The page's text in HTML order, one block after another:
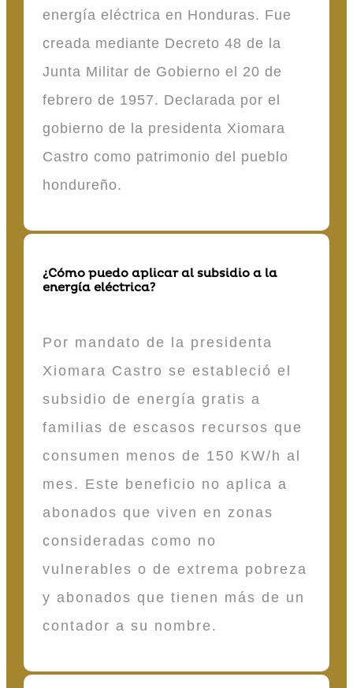
energía eléctrica en Honduras. Fue
creada mediante Decreto 48 de la
Junta Militar de Gobierno el 20 de
febrero de 1957. Declarada por el
gobierno de la presidenta Xiomara
Castro como patrimonio del pueblo
hondureño.
¿Cómo puedo aplicar al subsidio a la
energía eléctrica?
Por mandato de la presidenta
Xiomara Castro se estableció el
subsidio de energía gratis a
familias de escasos recursos que
consumen menos de 150 KW/h al
mes. Este beneficio no aplica a
abonados que viven en zonas
consideradas como no
vulnerables o de extrema pobreza
y abonados que tienen más de un
contador a su nombre.